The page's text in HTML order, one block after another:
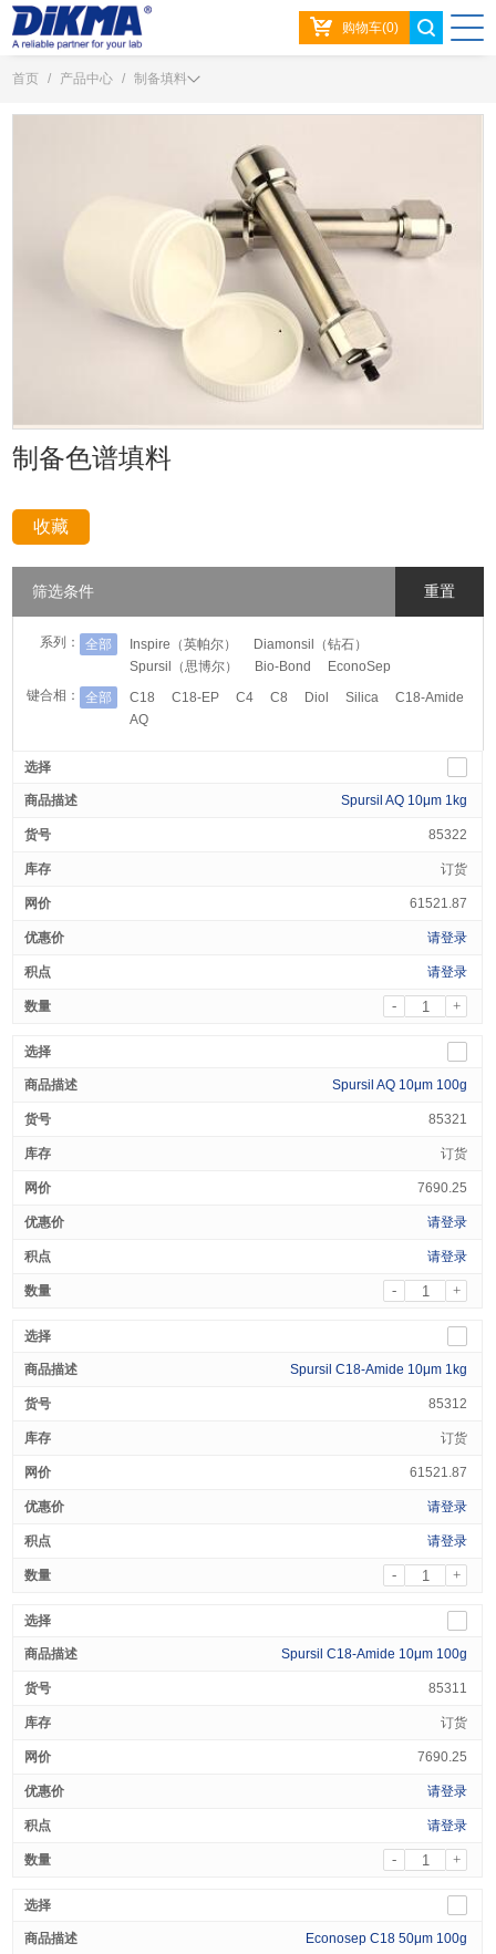
购物车(0)
首页 / 产品中心 / 制备填料
制备色谱填料
收藏
筛选条件 重置
系列： 全部 Inspire（英帕尔）
Diamonsil（钻石）
Spursil（思博尔）
Bio-Bond
EconoSep
键合相：
全部 C18 C18-EP C4 C8 Diol Silica
C18-Amide
AQ
Spursil AQ 10μm 1kg
85322
订货
61521.87
请登录
请登录
- +
Spursil AQ 10μm 100g
85321
订货
7690.25
请登录
请登录
- +
Spursil C18-Amide 10μm 1kg
85312
订货
61521.87
请登录
请登录
- +
Spursil C18-Amide 10μm 100g
85311
订货
7690.25
请登录
请登录
- +
Econosep C18 50μm 100g